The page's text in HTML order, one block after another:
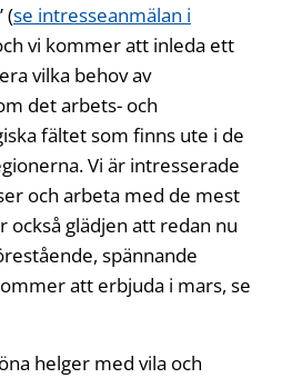
(se intresseanmälan i
vi kommer att inleda ett
vilka behov av
det arbets- och
fältet som finns ute i de
Vi är intresserade
och arbeta med de mest
också glädjen att redan nu
spännande
att erbjuda i mars, se
helger med vila och